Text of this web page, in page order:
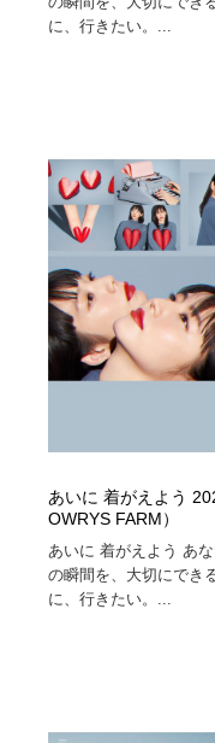
に、行きたい。...
あいに 着がえよう
OWRYS FARM）
あいに 着がえよう あ
の瞬間を、大切にでき
に、行きたい。...